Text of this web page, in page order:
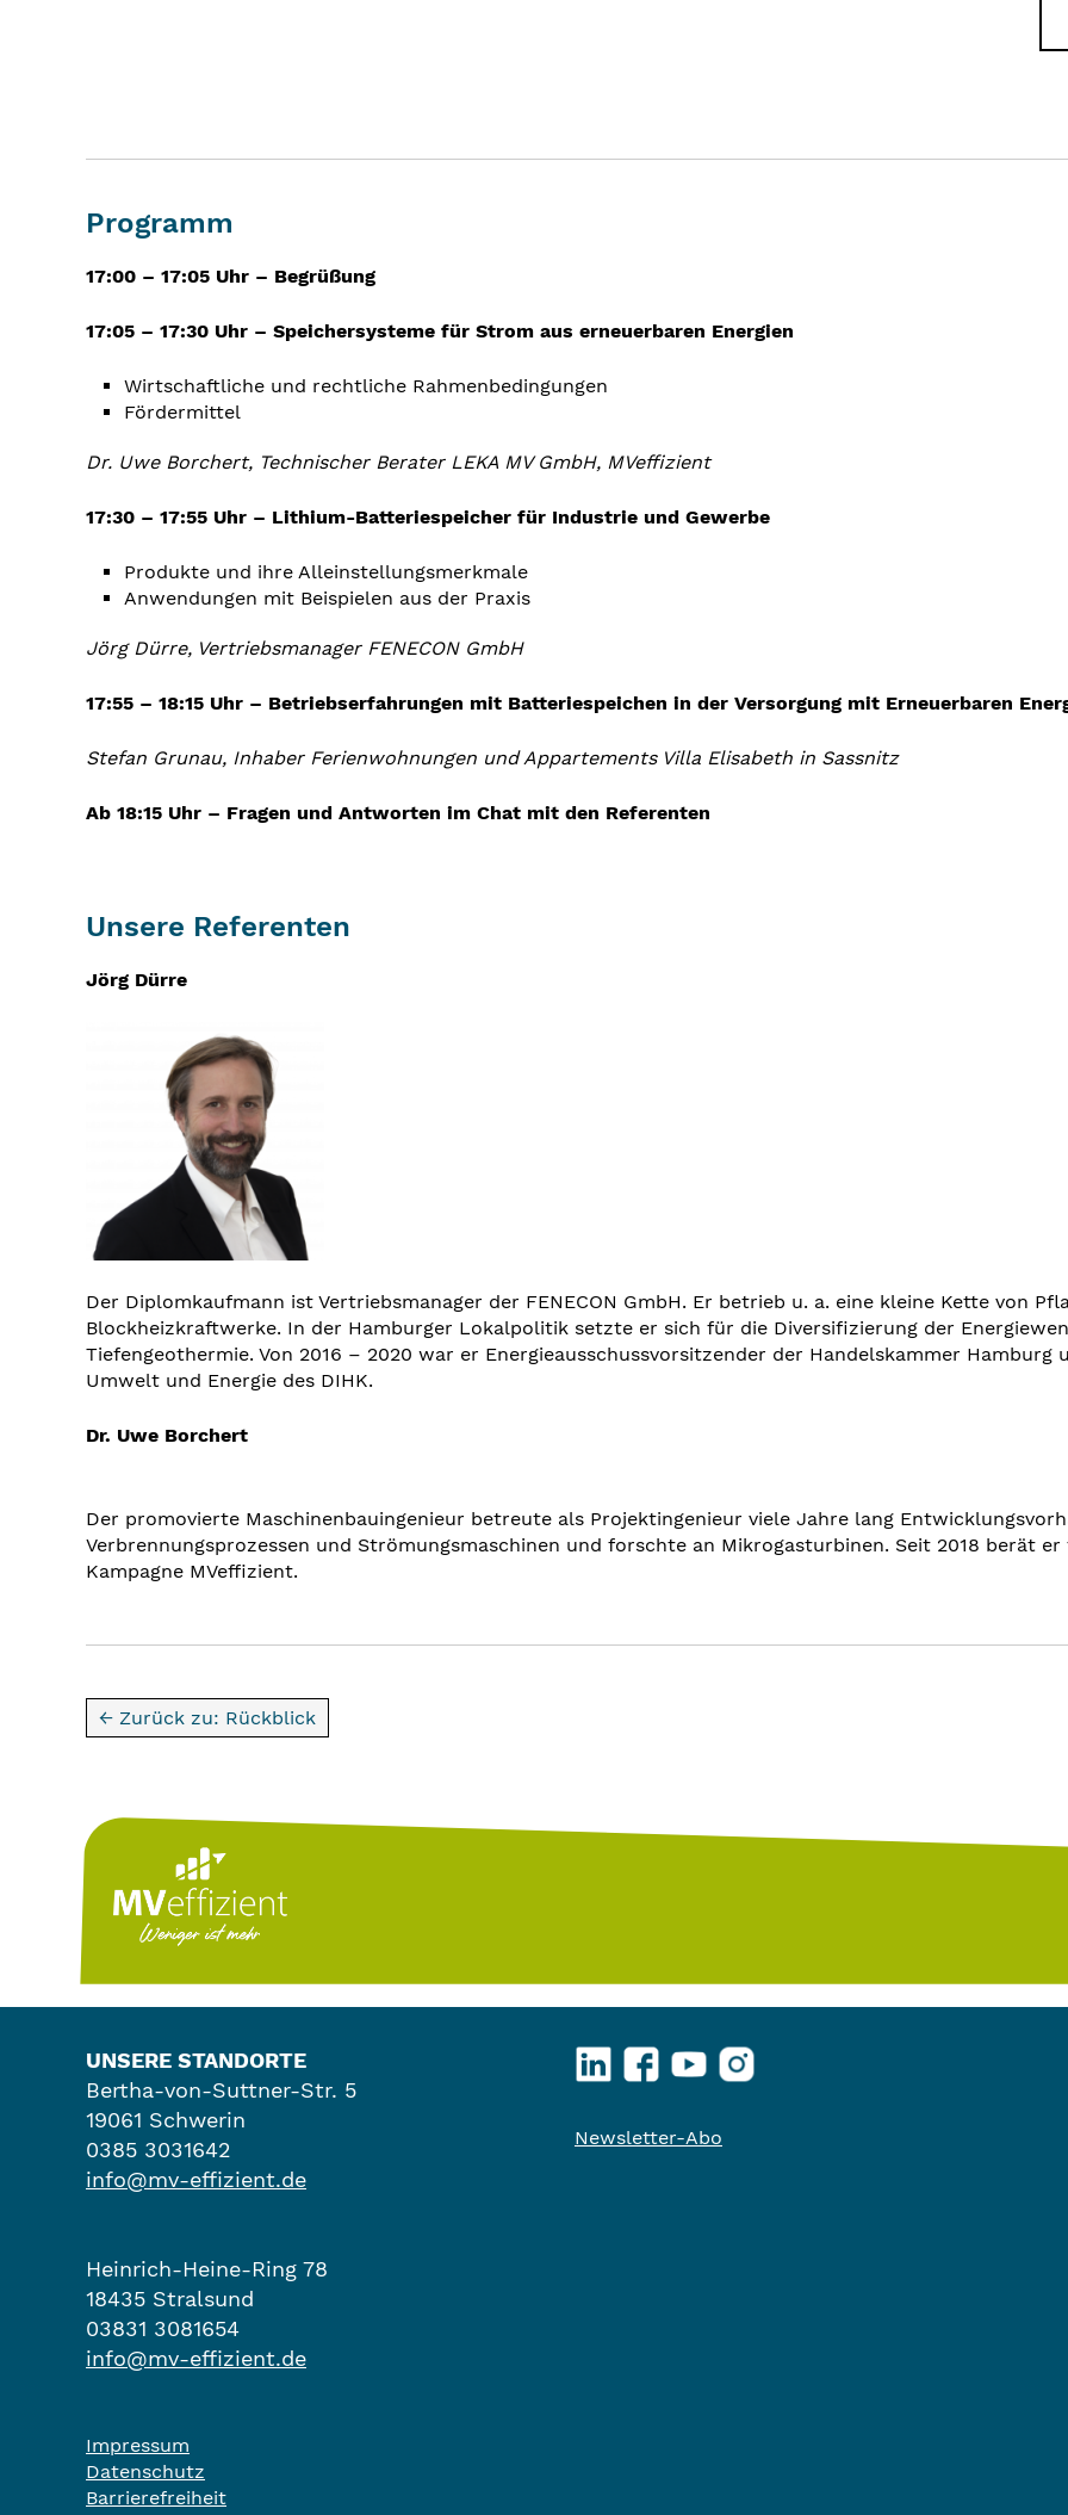
Programm
17:00 – 17:05 Uhr – Begrüßung
17:05 – 17:30 Uhr – Speichersysteme für Strom aus erneuerbaren Energien
Wirtschaftliche und rechtliche Rahmenbedingungen
Fördermittel
Dr. Uwe Borchert, Technischer Berater LEKA MV GmbH, MVeffizient
17:30 – 17:55 Uhr – Lithium-Batteriespeicher für Industrie und Gewerbe
Produkte und ihre Alleinstellungsmerkmale
Anwendungen mit Beispielen aus der Praxis
Jörg Dürre, Vertriebsmanager FENECON GmbH
17:55 – 18:15 Uhr – Betriebserfahrungen mit Batteriespeichen in der Versorgung mit Erneuerbaren
Stefan Grunau, Inhaber Ferienwohnungen und Appartements Villa Elisabeth in Sassnitz
Ab 18:15 Uhr – Fragen und Antworten im Chat mit den Referenten
Unsere Referenten
Jörg Dürre
Der Diplomkaufmann ist Vertriebsmanager der FENECON GmbH. Er betrieb u. a. eine kleine Kette von
Blockheizkraftwerke. In der Hamburger Lokalpolitik setzte er sich für die Diversifizierung der
Tiefengeothermie. Von 2016 – 2020 war er Energieausschussvorsitzender der Handelskammer Hamburg
Umwelt und Energie des DIHK.
Dr. Uwe Borchert
Der promovierte Maschinenbauingenieur betreute als Projektingenieur viele Jahre lang
Verbrennungsprozessen und Strömungsmaschinen und forschte an Mikrogasturbinen. Seit 2018 berät
Kampagne MVeffizient.
← Zurück zu: Rückblick
UNSERE STANDORTE
Bertha-von-Suttner-Str. 5
19061 Schwerin
0385 3031642
info@mv-effizient.de
Heinrich-Heine-Ring 78
18435 Stralsund
03831 3081654
info@mv-effizient.de
Impressum
Datenschutz
Barrierefreiheit
LinkedInFacebookYouTubeInstagram
Newsletter-Abo